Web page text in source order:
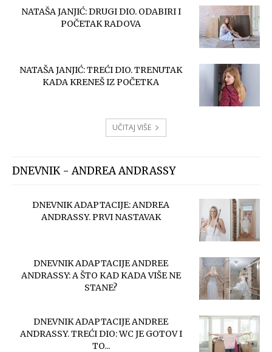
NATAŠA JANJIĆ: DRUGI DIO. ODABIRI I
POČETAK RADOVA
NATAŠA JANJIĆ: TREĆI DIO. TRENUTAK
KADA KRENEŠ IZ POČETKA
UČITAJ VIŠE
DNEVNIK - ANDREA ANDRASSY
DNEVNIK ADAPTACIJE: ANDREA
ANDRASSY. PRVI NASTAVAK
DNEVNIK ADAPTACIJE ANDREE
ANDRASSY: A ŠTO KAD KADA VIŠE NE
STANE?
DNEVNIK ADAPTACIJE ANDREE
ANDRASSY. TREĆI DIO: WC JE GOTOV I
TO...